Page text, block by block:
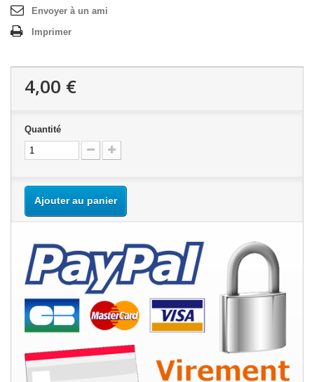
Envoyer à un ami
Imprimer
4,00 €
Quantité
Ajouter au panier